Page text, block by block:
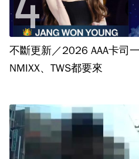
不斷更新／2026 AAA卡司
NMIXX、TWS都要來